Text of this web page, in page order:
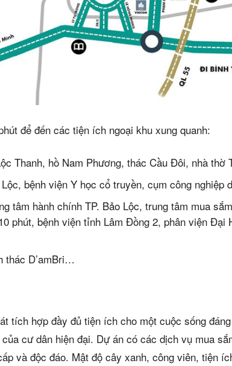
Liên hệ
để đến các tiện ích ngoại khu xung quanh:
Thanh, hồ Nam Phương, thác Cầu Đôi, nhà thờ
bệnh viện Y học cổ truyền, cụm công nghiệp
tâm hành chính TP. Bảo Lộc, trung tâm mua
phút, bệnh viện tỉnh Lâm Đồng 2, phân viện Đại
thác D’amBri…
tích hợp đầy đủ tiện ích cho một cuộc sống
cư dân hiện đại. Dự án có các dịch vụ mua
và độc đáo. Mật độ cây xanh, công viên, tiện